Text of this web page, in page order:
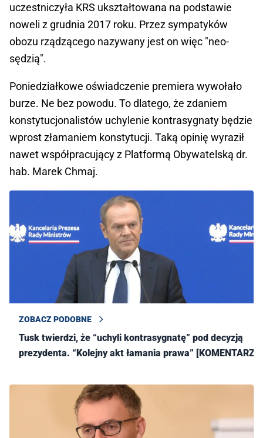
uczestniczyła KRS ukształtowana na podstawie
noweli z grudnia 2017 roku. Przez sympatyków
obozu rządzącego nazywany jest on więc "neo-
sędzią".
Poniedziałkowe oświadczenie premiera wywołało
burze. Ne bez powodu. To dlatego, że zdaniem
konstytucjonalistów uchylenie kontrasygnaty będzie
wprost złamaniem konstytucji. Taką opinię wyraził
nawet współpracujący z Platformą Obywatelską dr.
hab. Marek Chmaj.
ZOBACZ PODOBNE
Tusk twierdzi, że “uchyli kontrasygnatę” pod decyzją
prezydenta. “Kolejny akt łamania prawa” [KOMENTARZE]